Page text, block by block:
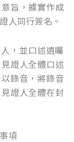
旨，據實作成
人同行簽名。
，並口述遺囑
證人全體口述
錄音，將錄音
證人全體在封
項